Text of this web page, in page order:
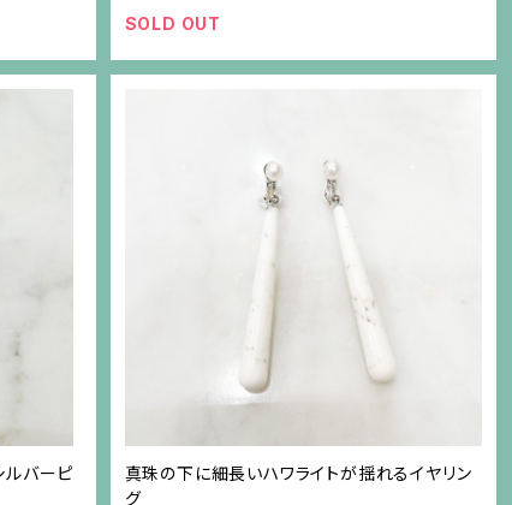
SOLD OUT
ルバーピ
真珠の下に細長いハワライトが揺れるイヤリン
グ